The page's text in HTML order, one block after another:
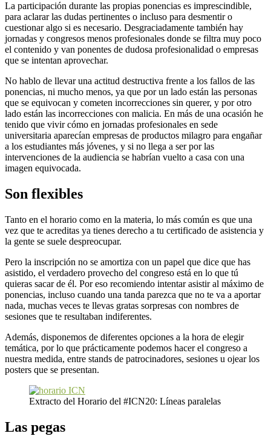
La participación durante las propias ponencias es imprescindible,
para aclarar las dudas pertinentes o incluso para desmentir o
cuestionar algo si es necesario. Desgraciadamente también hay
jornadas y congresos menos profesionales donde se filtra muy poco
el contenido y van ponentes de dudosa profesionalidad o empresas
que se intentan aprovechar.
No hablo de llevar una actitud destructiva frente a los fallos de las
ponencias, ni mucho menos, ya que por un lado están las personas
que se equivocan y cometen incorrecciones sin querer, y por otro
lado están las incorrecciones con malicia. En más de una ocasión he
tenido que vivir cómo en jornadas profesionales en sede
universitaria aparecían empresas de productos milagro para engañar
a los estudiantes más jóvenes, y si no llega a ser por las
intervenciones de la audiencia se habrían vuelto a casa con una
imagen equivocada.
Son flexibles
Tanto en el horario como en la materia, lo más común es que una
vez que te acreditas ya tienes derecho a tu certificado de asistencia y
la gente se suele despreocupar.
Pero la inscripción no se amortiza con un papel que dice que has
asistido, el verdadero provecho del congreso está en lo que tú
quieras sacar de él. Por eso recomiendo intentar asistir al máximo de
ponencias, incluso cuando una tanda parezca que no te va a aportar
nada, muchas veces te llevas gratas sorpresas con nombres de
sesiones que te resultaban indiferentes.
Además, disponemos de diferentes opciones a la hora de elegir
temática, por lo que prácticamente podemos hacer el congreso a
nuestra medida, entre stands de patrocinadores, sesiones u ojear los
posters que se presentan.
Extracto del Horario del #ICN20: Líneas paralelas
Las pegas